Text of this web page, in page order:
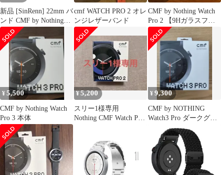
新品 [SinRenn] 22mm バ
ンド CMF by Nothing
Watch 3 Pro 対応 ステン
レス ウォッチ 金属バン
ド ビジネス風 調整簡単
長さ調整器具付き 金属
ベルト CMF by Nothing
Watch Pro 2/3 用 交換ベ
ル
cmf WATCH PRO 2 オレ
ンジレザーバンド
CMF by Nothing Watch
Pro 2 【9Hガラスフィ
ルム】いそ
¥5,500
CMF by Nothing Watch
Pro 3 本体
¥5,200
スリー1様専用
Nothing CMF Watch Pro
¥9,300
CMF by NOTHING
Watch3 Pro ダークグレ